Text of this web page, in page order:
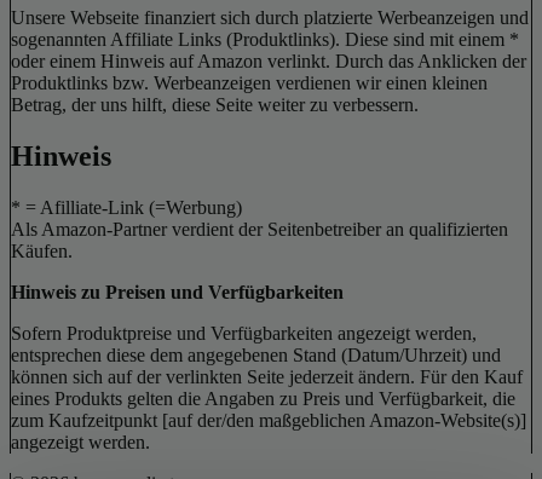
Unsere Webseite finanziert sich durch platzierte Werbeanzeigen und
sogenannten Affiliate Links (Produktlinks). Diese sind mit einem *
oder einem Hinweis auf Amazon verlinkt. Durch das Anklicken der
Produktlinks bzw. Werbeanzeigen verdienen wir einen kleinen
Betrag, der uns hilft, diese Seite weiter zu verbessern.
Hinweis
* = Afilliate-Link (=Werbung)
Als Amazon-Partner verdient der Seitenbetreiber an qualifizierten
Käufen.
Hinweis zu Preisen und Verfügbarkeiten
Sofern Produktpreise und Verfügbarkeiten angezeigt werden,
entsprechen diese dem angegebenen Stand (Datum/Uhrzeit) und
können sich auf der verlinkten Seite jederzeit ändern. Für den Kauf
eines Produkts gelten die Angaben zu Preis und Verfügbarkeit, die
zum Kaufzeitpunkt [auf der/den maßgeblichen Amazon-Website(s)]
angezeigt werden.